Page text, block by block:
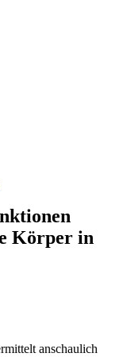
Körper in
anschaulich